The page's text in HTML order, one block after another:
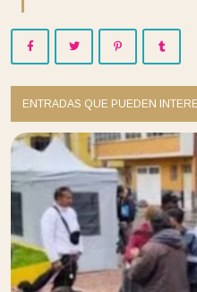
ENTRADAS QUE PUEDEN